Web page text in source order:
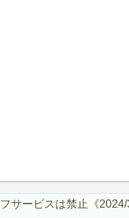
サービスは禁止《2024/